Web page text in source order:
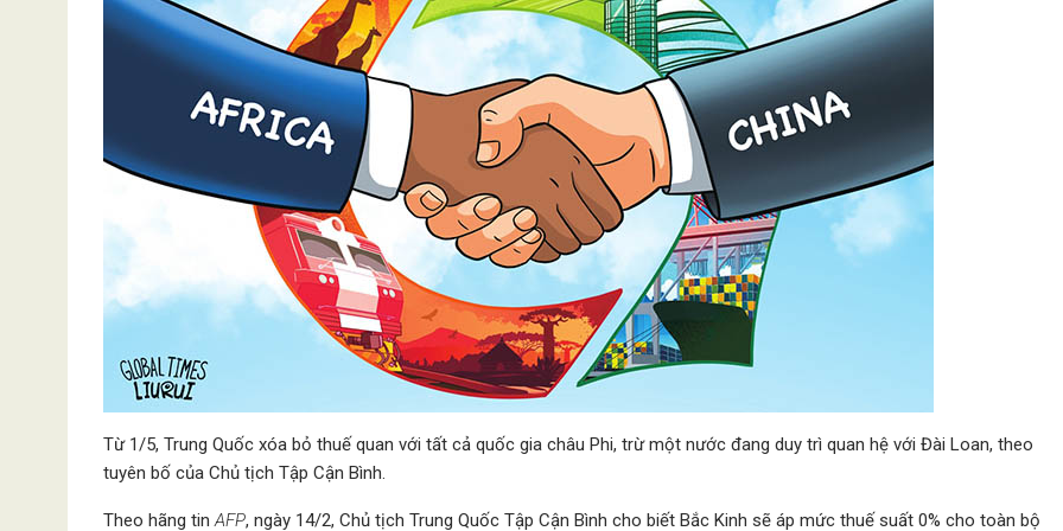
Từ 1/5, Trung Quốc xóa bỏ thuế quan với tất cả quốc gia châu Phi, trừ một nước đang duy trì quan hệ với Đài Loan, theo
tuyên bố của Chủ tịch Tập Cận Bình.
Theo hãng tinAFP, ngày 14/2, Chủ tịch Trung Quốc Tập Cận Bình cho biết Bắc Kinh sẽ áp mức thuế suất 0% cho toàn bộ